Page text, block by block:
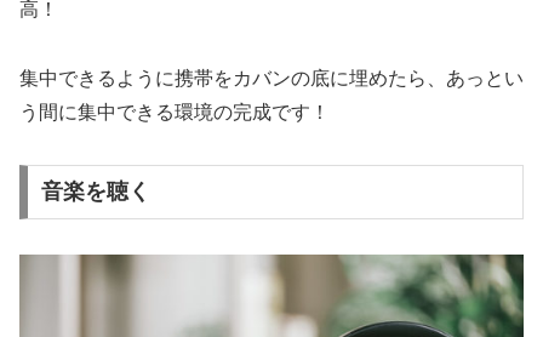
高！
集中できるように携帯をカバンの底に埋めたら、あっとい
う間に集中できる環境の完成です！
音楽を聴く